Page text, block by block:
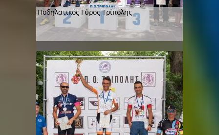
Ποδηλατικός Γύρος Τρίπολης